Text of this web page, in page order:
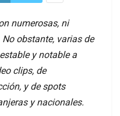
numerosas, ni
obstante, varias de
y notable a
clips, de
y de spots
y nacionales.